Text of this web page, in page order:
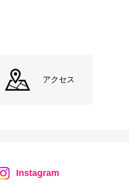
アクセス
Instagram